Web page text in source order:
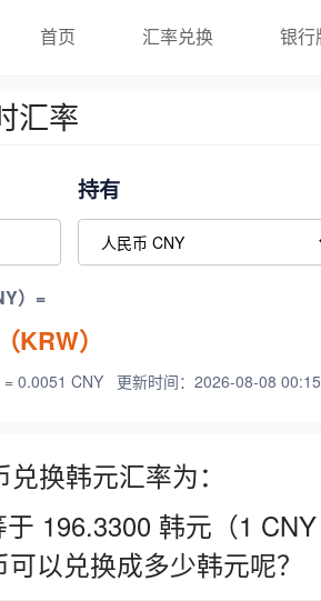
首页 汇率兑换 银行
汇率
持有
）=
KRW）
0.0051 CNY 更新时间：2026-08-08
换韩元汇率为：
196.3300 韩元（1
以兑换成多少韩元呢？